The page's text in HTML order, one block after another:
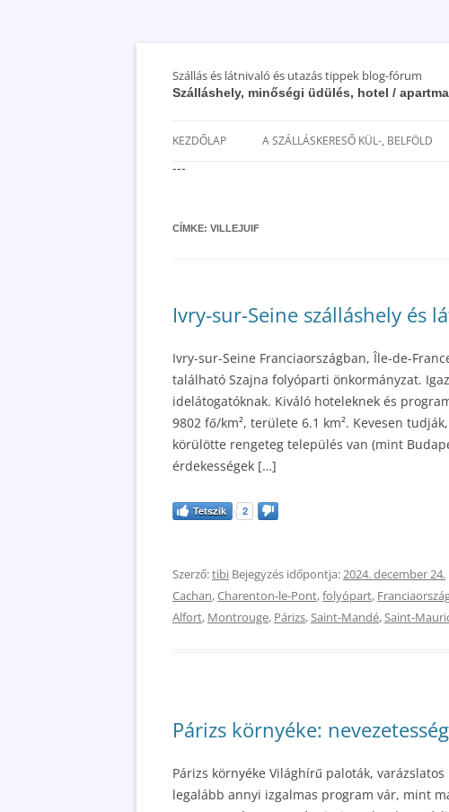
Szállás és látnivaló és utazás tippek blog-fórum
Szálláshely, minőségi üdülés, hotel /
KEZDŐLAP A SZÁLLÁSKERESŐ KÜL-, BELFÖLD
---
CÍMKE: VILLEJUIF
Ivry-sur-Seine szálláshely és
Ivry-sur-Seine Franciaországban, Île-de-
található Szajna folyóparti önkormányzat.
idelátogatóknak. Kiváló hoteleknek és
9802 fő/km², területe 6.1 km². Kevesen
körülötte rengeteg település van (mint
érdekességek […]
Tetszik 2
Szerző:tibi Bejegyzés időpontja:2024. december 24.
Cachan,Charenton-le-Pont,folyópart,
Alfort, Montrouge, Párizs,Saint-Mandé,Saint-
Párizs környéke:
Párizs környéke Világhírű paloták,
legalább annyi izgalmas program vár, mint